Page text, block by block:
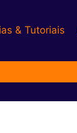
& Tutoriais